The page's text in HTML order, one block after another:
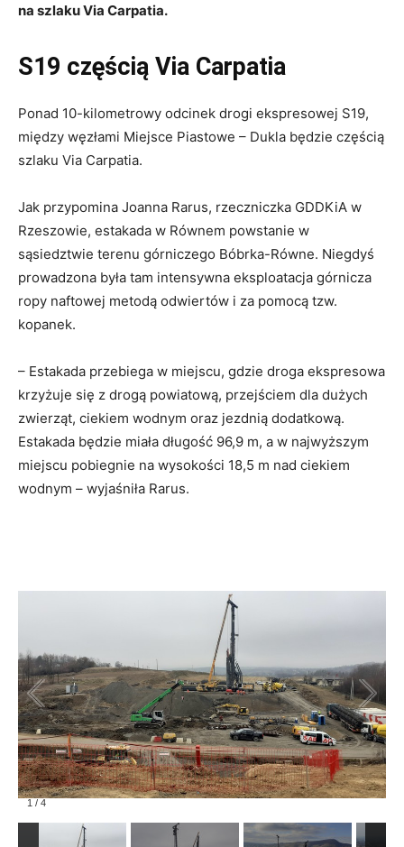
na szlaku Via Carpatia.
S19 częścią Via Carpatia
Ponad 10-kilometrowy odcinek drogi ekspresowej S19,
między węzłami Miejsce Piastowe – Dukla będzie częścią
szlaku Via Carpatia.
Jak przypomina Joanna Rarus, rzeczniczka GDDKiA w
Rzeszowie, estakada w Równem powstanie w
sąsiedztwie terenu górniczego Bóbrka-Równe. Niegdyś
prowadzona była tam intensywna eksploatacja górnicza
ropy naftowej metodą odwiertów i za pomocą tzw.
kopanek.
– Estakada przebiega w miejscu, gdzie droga ekspresowa
krzyżuje się z drogą powiatową, przejściem dla dużych
zwierząt, ciekiem wodnym oraz jezdnią dodatkową.
Estakada będzie miała długość 96,9 m, a w najwyższym
miejscu pobiegnie na wysokości 18,5 m nad ciekiem
wodnym – wyjaśniła Rarus.
1 / 4